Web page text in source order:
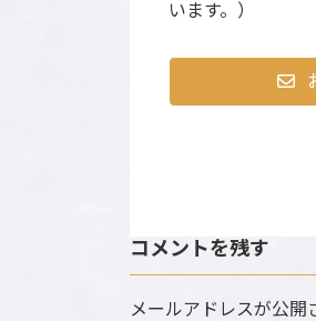
います。）
コメントを残す
メールアドレスが公開